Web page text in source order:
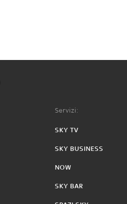
Servizi:
SKY TV
SKY BUSINESS
NOW
SKY BAR